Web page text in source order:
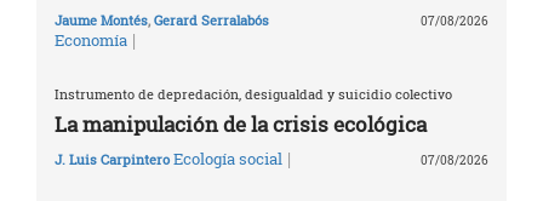
Jaume Montés, Gerard Serralabós
Economía |
07/08/2026
Instrumento de depredación, desigualdad y suicidio colectivo
La manipulación de la crisis ecológica
J. Luis Carpintero Ecología social | 07/08/2026